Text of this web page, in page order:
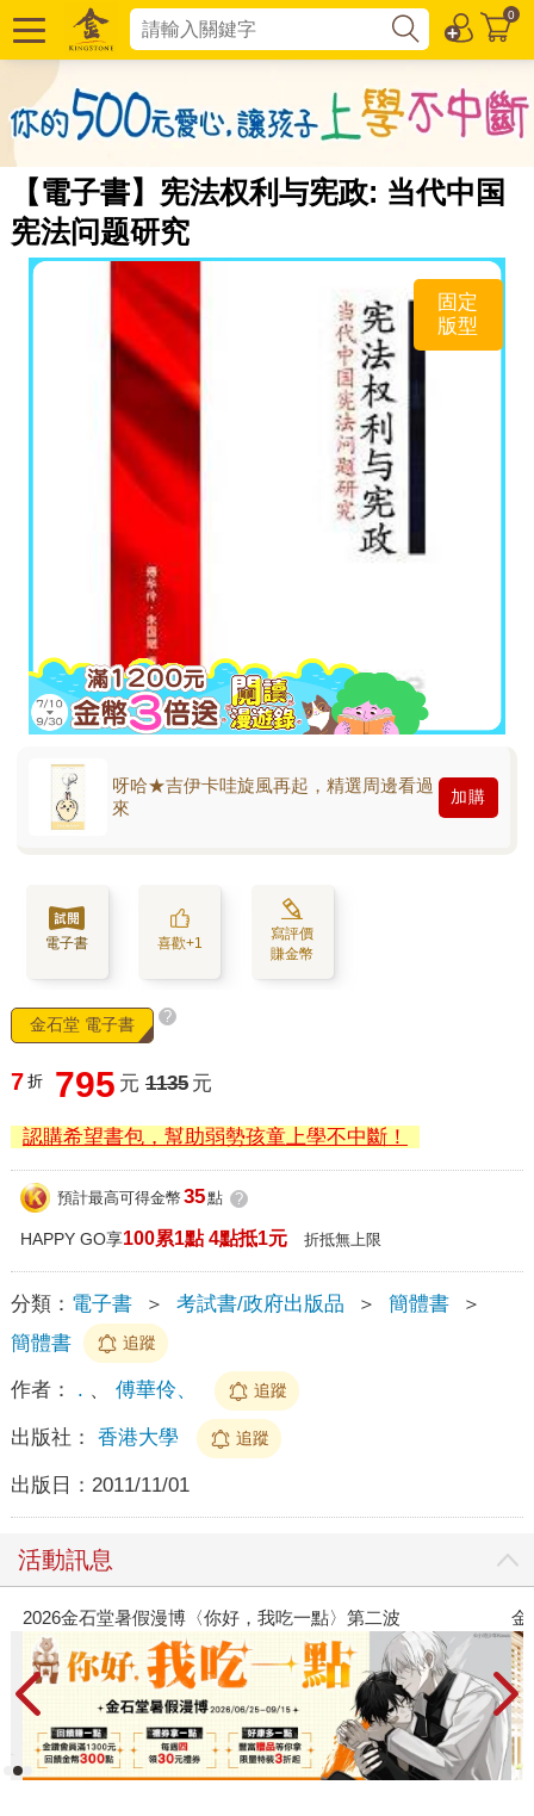
0
【電子書】宪法权利与宪政: 当代中国
宪法问题研究
固定
版型
呀哈★吉伊卡哇旋風再起，精選周邊看過
來
加購
電子書 喜歡+1
寫評價
賺金幣
金石堂 電子書 ?
7 折 795 元 1135 元
認購希望書包，幫助弱勢孩童上學不中斷！
預計最高可得金幣 35點 ?
HAPPY GO享100累1點 4點抵1元 折抵無上限
分類： 電子書 ＞ 考試書/政府出版品 ＞ 簡體書
＞
簡體書
追蹤
作者： . 、 傅華伶、 追蹤
出版社： 香港大學 追蹤
出版日： 2011/11/01
活動訊息
金石堂2026海外優惠：電子書